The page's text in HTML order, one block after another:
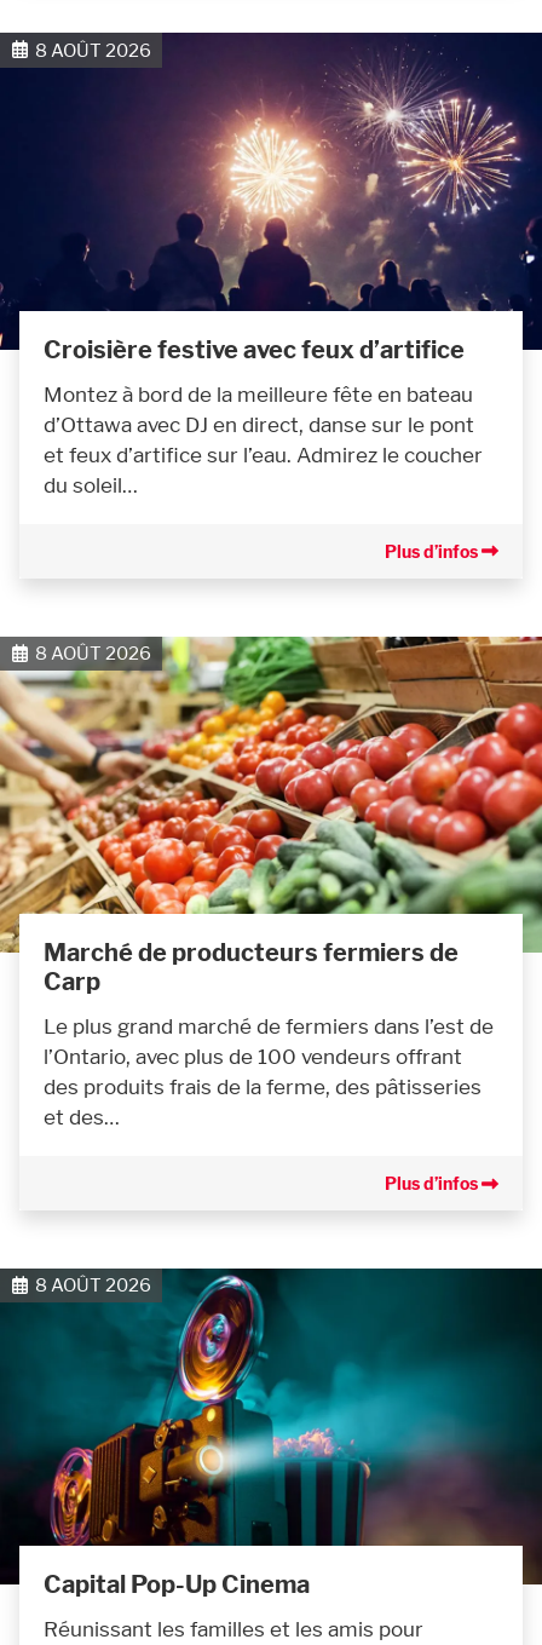
8 AOÛT 2026
Croisière festive avec feux d’artifice
Montez à bord de la meilleure fête en bateau
d’Ottawa avec DJ en direct, danse sur le pont
et feux d’artifice sur l’eau. Admirez le coucher
du soleil…
Plus d’infos
8 AOÛT 2026
Marché de producteurs fermiers de
Carp
Le plus grand marché de fermiers dans l’est de
l’Ontario, avec plus de 100 vendeurs offrant
des produits frais de la ferme, des pâtisseries
et des…
Plus d’infos
8 AOÛT 2026
Capital Pop-Up Cinema
Réunissant les familles et les amis pour